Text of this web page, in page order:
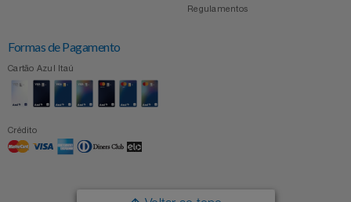
Regulamentos
Formas de Pagamento
Cartão Azul Itaú
Crédito